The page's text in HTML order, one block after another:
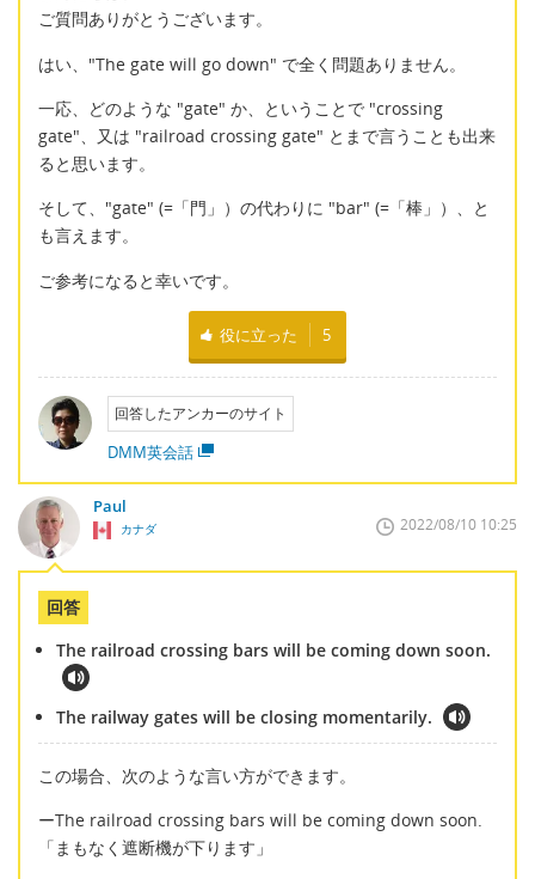
ご質問ありがとうございます。
はい、"The gate will go down" で全く問題ありません。
一応、どのような "gate" か、ということで "crossing
gate"、又は "railroad crossing gate" とまで言うことも出来
ると思います。
そして、"gate" (=「門」）の代わりに "bar" (=「棒」）、と
も言えます。
ご参考になると幸いです。
役に立った 5
回答したアンカーのサイト
DMM英会話
Paul
カナダ 2022/08/10 10:25
回答
The railroad crossing bars will be coming down soon.
The railway gates will be closing momentarily.
この場合、次のような言い方ができます。
ーThe railroad crossing bars will be coming down soon.
「まもなく遮断機が下ります」